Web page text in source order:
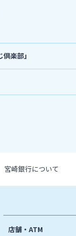
楽部」
宮崎銀行について
店舗・ATM